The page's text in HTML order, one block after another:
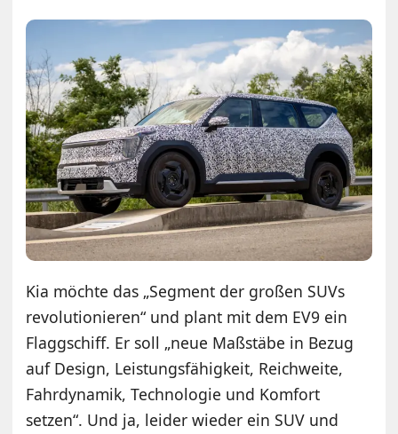
Kia möchte das „Segment der großen SUVs
revolutionieren“ und plant mit dem EV9 ein
Flaggschiff. Er soll „neue Maßstäbe in Bezug
auf Design, Leistungsfähigkeit, Reichweite,
Fahrdynamik, Technologie und Komfort
setzen“. Und ja, leider wieder ein SUV und